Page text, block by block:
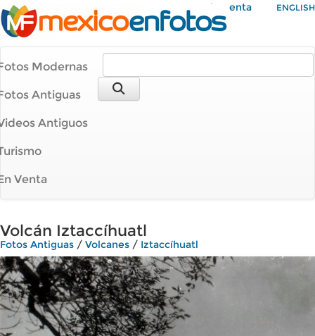
Mi Cuenta ENGLISH
Modernas
Antiguas
Antiguos
Venta
Volcán Iztaccíhuatl
Fotos Antiguas / Volcanes / Iztaccíhuatl